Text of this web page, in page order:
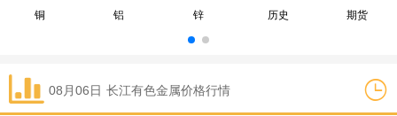
铜 铝 锌 历史 期货
08月06日 长江有色金属价格行情